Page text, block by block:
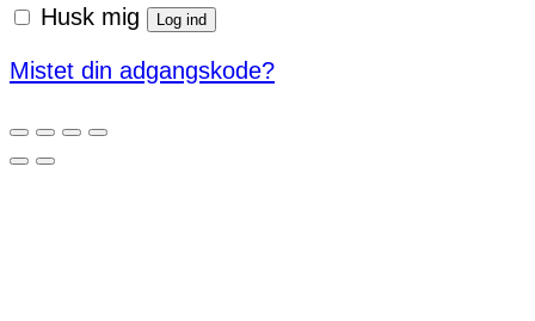
Husk mig Log ind
Mistet din adgangskode?